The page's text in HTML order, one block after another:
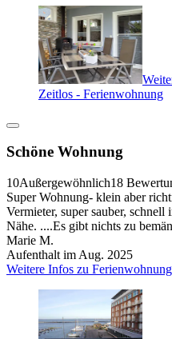
Zeitlos - Ferienwohnung
Schöne Wohnung
10Außergewöhnlich18
Super Wohnung- klein aber
Vermieter, super sauber,
Nähe. ....Es gibt nichts zu
Marie M.
Aufenthalt im Aug. 2025
Weitere Infos zu